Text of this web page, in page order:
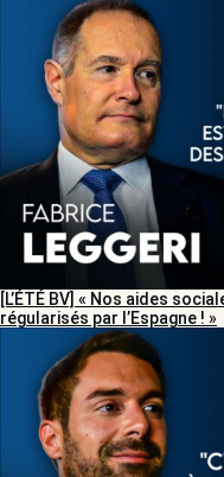
[L’ÉTÉ BV] « Nos aides
régularisés par l’Espagne ! »